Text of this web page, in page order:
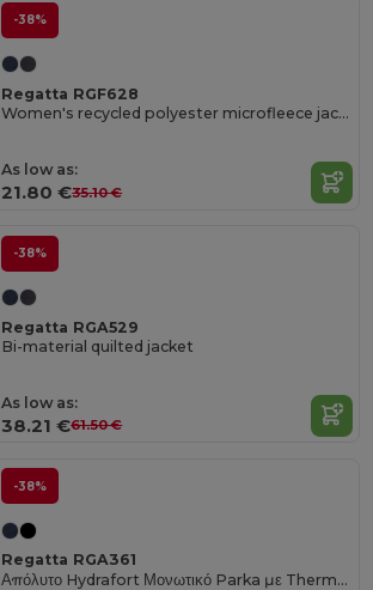
-38%
Regatta RGF628
Women's recycled polyester microfleece jacket
As low as:
21.80 €35.10 €
-38%
Regatta RGA529
Bi-material quilted jacket
As low as:
38.21 €61.50 €
-38%
Regatta RGA361
Απόλυτο Hydrafort Μονωτικό Parka με Thermo-Guard